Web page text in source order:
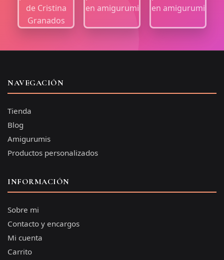
NAVEGACIÓN
Tienda
Blog
Amigurumis
Productos personalizados
INFORMACIÓN
Sobre mi
Contacto y encargos
Mi cuenta
Carrito